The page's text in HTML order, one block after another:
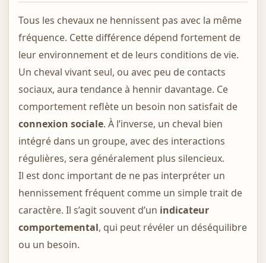
Tous les chevaux ne hennissent pas avec la même
fréquence. Cette différence dépend fortement de
leur environnement et de leurs conditions de vie.
Un cheval vivant seul, ou avec peu de contacts
sociaux, aura tendance à hennir davantage. Ce
comportement reflète un besoin non satisfait de
connexion sociale. À l’inverse, un cheval bien
intégré dans un groupe, avec des interactions
régulières, sera généralement plus silencieux.
Il est donc important de ne pas interpréter un
hennissement fréquent comme un simple trait de
caractère. Il s’agit souvent d’un indicateur
comportemental, qui peut révéler un déséquilibre
ou un besoin.